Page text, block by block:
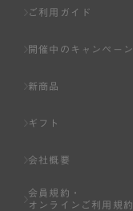
ご利用ガイド
開催中のキャンペーン
新商品
ギフト
会社概要
会員規約・
オンラインご利用規約